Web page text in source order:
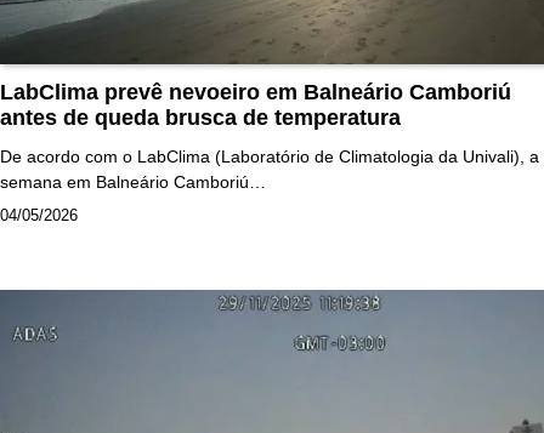
LabClima prevê nevoeiro em Balneário Camboriú
antes de queda brusca de temperatura
De acordo com o LabClima (Laboratório de Climatologia da Univali), a
semana em Balneário Camboriú…
04/05/2026